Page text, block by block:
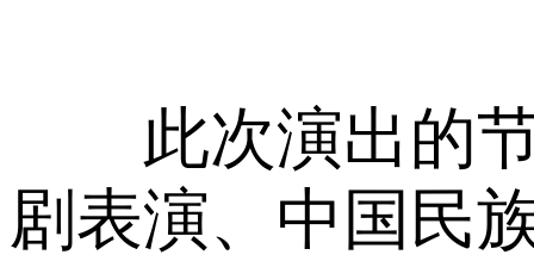
此次演出的节
剧表演、中国民